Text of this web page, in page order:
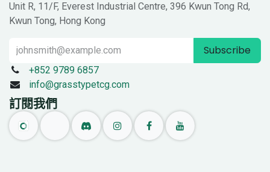
Unit R, 11/F, Everest Industrial Centre, 396 Kwun Tong Rd,
Kwun Tong, Hong Kong
Subscribe
+852 9789 6857
info@grasstypetcg.com
訂閱我們